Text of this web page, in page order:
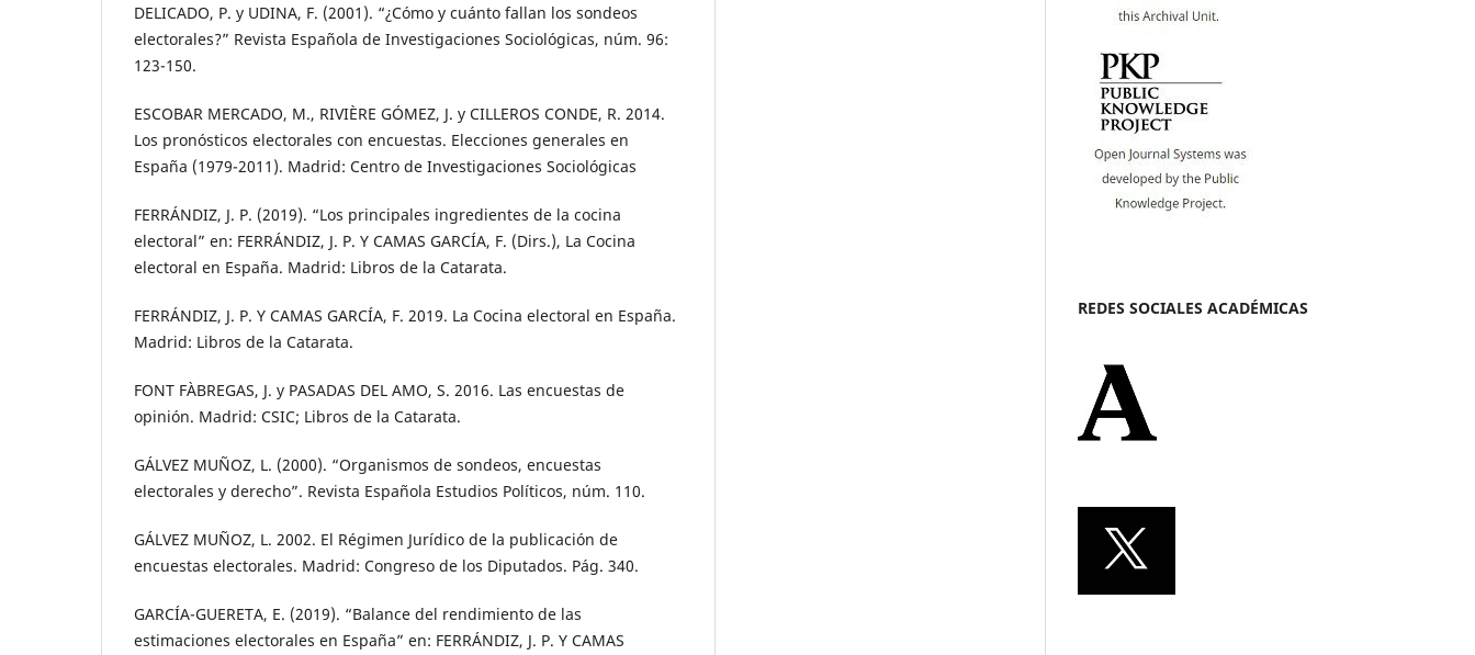
DELICADO, P. y UDINA, F. (2001). “¿Cómo y cuánto fallan los sondeos
electorales?” Revista Española de Investigaciones Sociológicas, núm. 96:
123-150.
ESCOBAR MERCADO, M., RIVIÈRE GÓMEZ, J. y CILLEROS CONDE, R. 2014.
Los pronósticos electorales con encuestas. Elecciones generales en
España (1979-2011). Madrid: Centro de Investigaciones Sociológicas
FERRÁNDIZ, J. P. (2019). “Los principales ingredientes de la cocina
electoral” en: FERRÁNDIZ, J. P. Y CAMAS GARCÍA, F. (Dirs.), La Cocina
electoral en España. Madrid: Libros de la Catarata.
FERRÁNDIZ, J. P. Y CAMAS GARCÍA, F. 2019. La Cocina electoral en España.
Madrid: Libros de la Catarata.
FONT FÀBREGAS, J. y PASADAS DEL AMO, S. 2016. Las encuestas de
opinión. Madrid: CSIC; Libros de la Catarata.
GÁLVEZ MUÑOZ, L. (2000). “Organismos de sondeos, encuestas
electorales y derecho”. Revista Española Estudios Políticos, núm. 110.
GÁLVEZ MUÑOZ, L. 2002. El Régimen Jurídico de la publicación de
encuestas electorales. Madrid: Congreso de los Diputados. Pág. 340.
GARCÍA-GUERETA, E. (2019). “Balance del rendimiento de las
estimaciones electorales en España” en: FERRÁNDIZ, J. P. Y CAMAS
REDES SOCIALES ACADÉMICAS